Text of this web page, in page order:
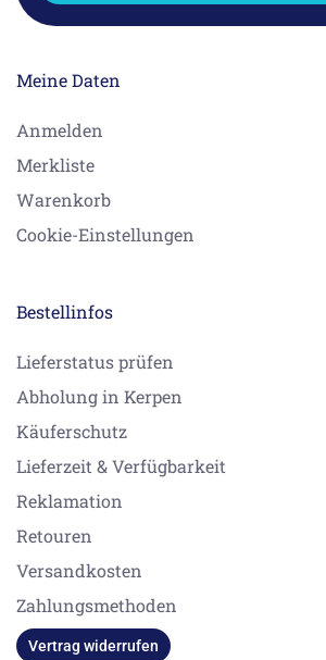
Meine Daten
Anmelden
Merkliste
Warenkorb
Cookie-Einstellungen
Bestellinfos
Lieferstatus prüfen
Abholung in Kerpen
Käuferschutz
Lieferzeit & Verfügbarkeit
Reklamation
Retouren
Versandkosten
Zahlungsmethoden
Vertrag widerrufen